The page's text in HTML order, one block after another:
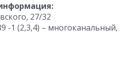
27/32
-1 (2,3,4) – многоканальный,